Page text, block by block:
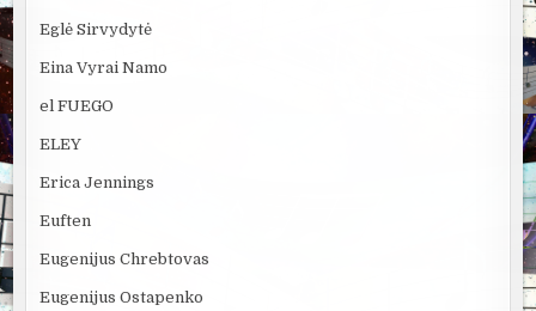
Eglė Sirvydytė
Eina Vyrai Namo
el FUEGO
ELEY
Erica Jennings
Euften
Eugenijus Chrebtovas
Eugenijus Ostapenko